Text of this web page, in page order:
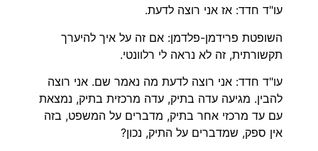
עו"ד חדד: אז אני רוצה לדעת.
השופטת פרידמן-פלדמן: אם זה על איך להיערך
תקשורתית, זה לא נראה לי רלוונטי.
עו"ד חדד: אני רוצה לדעת מה נאמר שם. אני רוצה
להבין. מגיעה עדה בתיק, עדה מרכזית בתיק, נמצאת
עם עד מרכזי אחר בתיק, מדברים על המשפט, בזה
אין ספק, שמדברים על התיק, נכון?